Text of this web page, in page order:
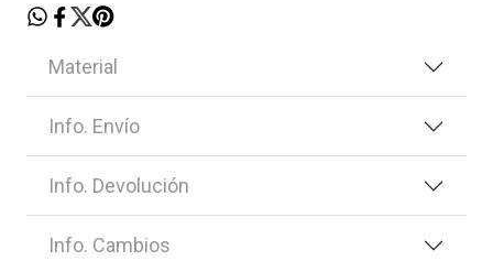
Material
Info. Envío
Info. Devolución
Info. Cambios